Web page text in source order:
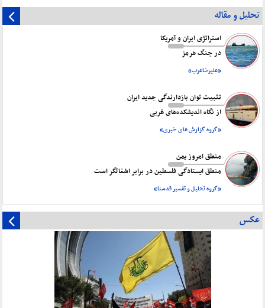
تحلیل و مقاله
استراتژی ایران و آمریکا
در جنگ هرمز
«علیرضاعرب»
تثبیت توان بازدارندگی جدید ایران
از نگاه اندیشکده‌های غربی
«گروه گزارش های خبری»
منطق امروز یمن
منطق ایستادگی فلسطین در برابر اشغالگر است
«گروه تحلیل و تفسیر قدسنا»
عکس